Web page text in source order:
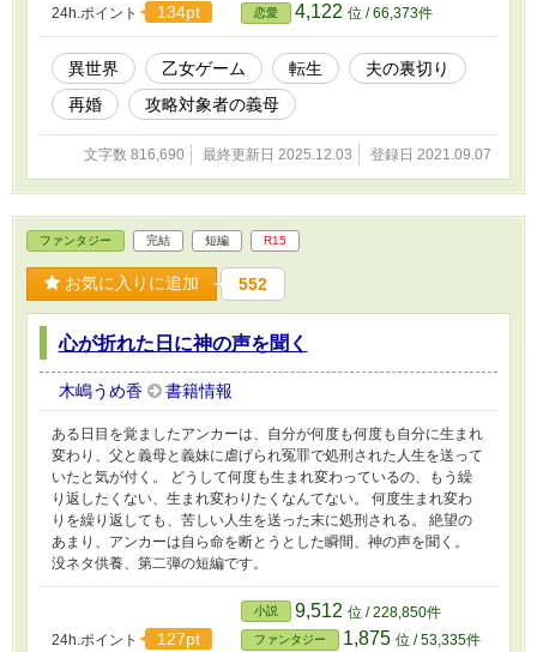
ていた乙女ゲームの世界で、私はゲームで断罪される悪役令嬢の母
親だったのです。 娘と一緒に断罪され魔物に食われる最後を思い
出し、なんとかバッドエンドを回避したい。 私の悪あがきが始ま
ります。 第16回恋愛小説大賞 奨励賞頂きました。 応援して下さっ
た皆様ありがとうございます。
24h.ポイント 134pt 恋愛 4,122 位 / 66,373件
異世界 乙女ゲーム 転生
夫の裏切り
再婚
攻略対象者の義母
文字数 816,690 最終更新日 2025.12.03 登録日 2021.09.07
ファンタジー 完結 短編 R15
お気に入りに追加 552
心が折れた日に神の声を聞く
木嶋うめ香 書籍情報
ある日目を覚ましたアンカーは、自分が何度も何度も自分に生まれ
変わり、父と義母と義妹に虐げられ冤罪で処刑された人生を送って
いたと気が付く。 どうして何度も生まれ変わっているの、もう繰
り返したくない、生まれ変わりたくなんてない。 何度生まれ変わ
りを繰り返しても、苦しい人生を送った末に処刑される。 絶望の
あまり、アンカーは自ら命を断とうとした瞬間、神の声を聞く。
没ネタ供養、第二弾の短編です。
24h.ポイント 127pt
小説 9,512 位 / 228,850件
ファンタジー 1,875 位 / 53,335件